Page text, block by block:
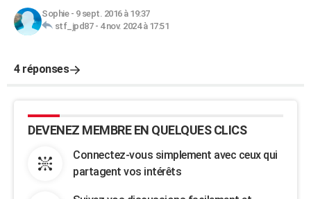
Sophie- 9 sept. 2016 à 19:37
stf_jpd87- 4 nov. 2024 à 17:51
4 réponses
DEVENEZ MEMBRE EN QUELQUES CLICS
Connectez-vous simplement avec ceux qui
partagent vos intérêts